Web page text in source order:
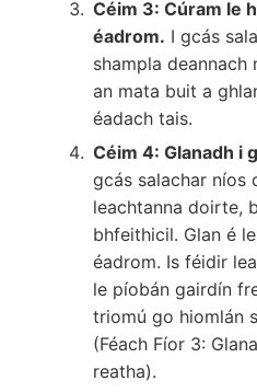
Céim 3: Cúram le
éadrom. I gcás
shampla
an mata buit a
éadach tais.
Céim 4: Glanadh i
gcás salachar níos
leachtanna doirte,
bhfeithicil. Glan é
éadrom. Is féidir
le píobán gairdín
triomú go hiomlán
(Féach Fíor 3:
reatha).